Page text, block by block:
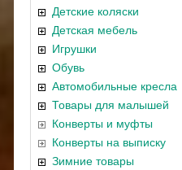
Детские коляски
Детская мебель
Игрушки
Обувь
Автомобильные кресла
Товары для малышей
Конверты и муфты
Конверты на выписку
Зимние товары